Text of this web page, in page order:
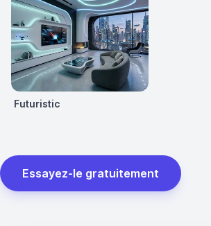
Futuristic
Essayez-le gratuitement